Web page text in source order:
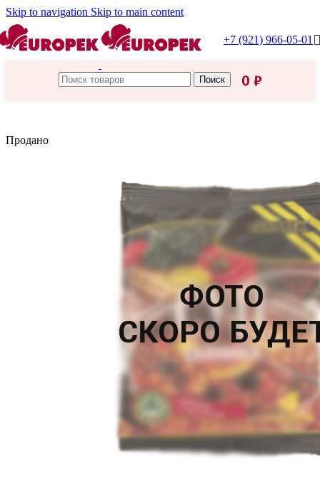
Skip to navigation Skip to main content
+7 (921) 966-05-01
Поиск 0 ₽
Продано